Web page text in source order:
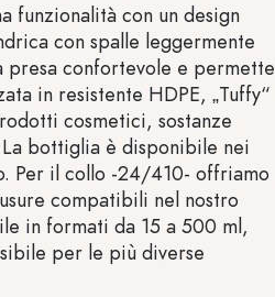
funzionalità con un design
con spalle leggermente
presa confortevole e permette
in resistente HDPE, „Tuffy“
cosmetici, sostanze
bottiglia è disponibile nei
Per il collo -24/410- offriamo
compatibili nel nostro
in formati da 15 a 500 ml,
per le più diverse